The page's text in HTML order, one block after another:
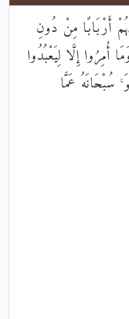
أَرْبَابًا مِنْ دُونِ
أُمِرُوا إِلَّا لِيَعْبُدُوا
سُبْحَانَهُ عَمَّا